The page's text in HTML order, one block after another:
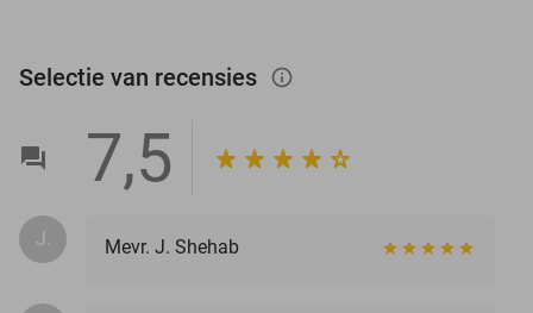
Selectie van recensies info_outlined
7,5
J. Mevr. J. Shehab